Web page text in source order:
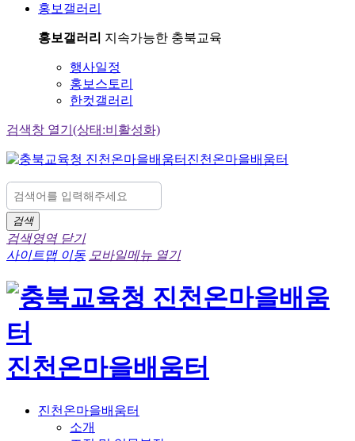
홍보갤러리
홍보갤러리 지속가능한 충북교육
행사일정
홍보스토리
한컷갤러리
검색창 열기(상태:비활성화)
진천온마을배움터
검색
검색영역 닫기
사이트맵 이동 모바일메뉴 열기
진천온마을배움터
진천온마을배움터
소개